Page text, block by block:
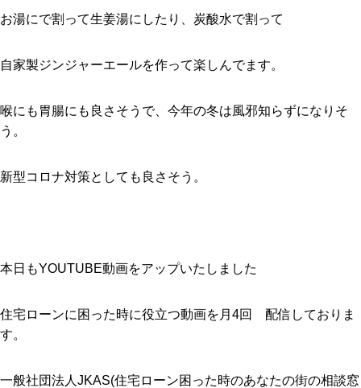
お湯にで割って生姜湯にしたり、炭酸水で割って
自家製ジンジャーエールを作って楽しんでます。
喉にも胃腸にも良さそうで、今年の冬は風邪知らずになりそ
う。
新型コロナ対策としても良さそう。
本日もYOUTUBE動画をアップいたしました
住宅ローンに困った時に役立つ動画を月4回 配信しておりま
す。
一般社団法人JKAS(住宅ローン困った時のあなたの街の相談窓